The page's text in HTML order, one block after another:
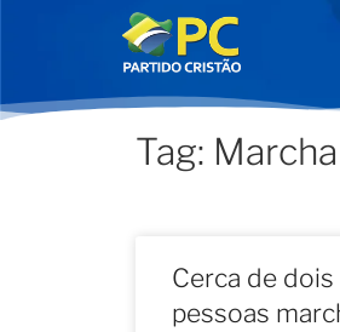
Tag: Marcha
Cerca de
pessoas